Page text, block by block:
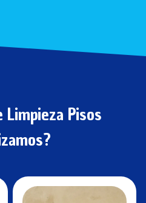
Limpieza Pisos